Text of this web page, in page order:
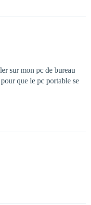
sur mon pc de bureau
que le pc portable se